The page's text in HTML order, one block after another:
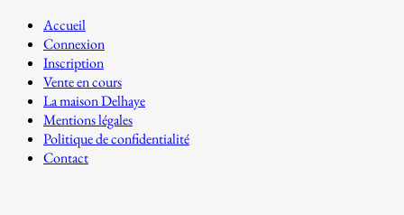
Accueil
Connexion
Inscription
Vente en cours
La maison Delhaye
Mentions légales
Politique de confidentialité
Contact